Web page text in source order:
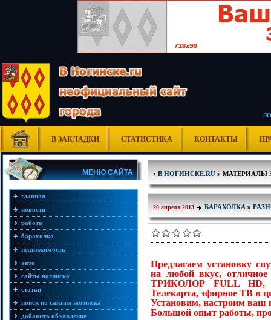
В ЗАКЛАДКИ СТАТИСТИКА КОНТАКТЫ
МЕНЮ САЙТА
главная
новости
работа
барахолка
недвижимость
авто
сайты ногинска
статьи
поиск по сайтам ногинска
добавить объявление
• В НОГИНСКЕ.RU» МАТЕРИАЛЫ
20 апреля 2013 БАРАХОЛКА »
Предлагаем установку
на любой вкус,
ТРИКОЛОР FULL HD,
Телекарта, эфирное ТВ в
Установим, настроим ваш
Большой опыт работы,